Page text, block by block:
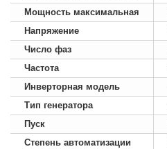
Мощность максимальная
Напряжение
Число фаз
Частота
Инверторная модель
Тип генератора
Пуск
Степень автоматизации